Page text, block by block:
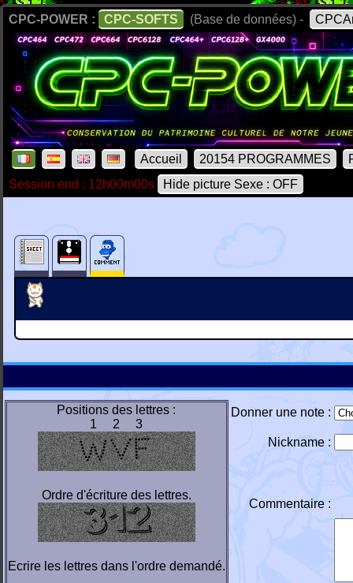
CPC-POWER : CPC-SOFTS (Base de données) -
Accueil 20154 PROGRAMMES
Session end : 12h00m00s
Hide picture Sexe : OFF
Positions des lettres :
1 2 3
Ordre d'écriture des lettres.
Ecrire les lettres dans l'ordre demandé.
Donner une note :
Nickname :
Commentaire :